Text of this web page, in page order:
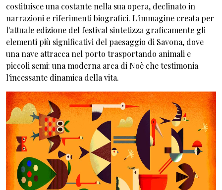
costituisce una costante nella sua opera, declinato in
narrazioni e riferimenti biografici. L'immagine creata per
l'attuale edizione del festival sintetizza graficamente gli
elementi più significativi del paesaggio di Savona, dove
una nave attracca nel porto trasportando animali e
piccoli semi: una moderna arca di Noè che testimonia
l'incessante dinamica della vita.